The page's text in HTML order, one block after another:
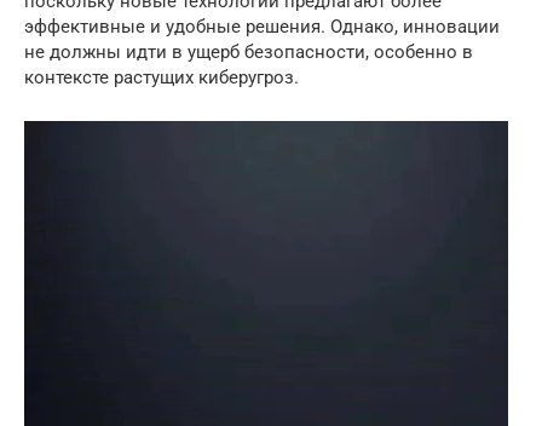
эффективные и удобные решения. Однако, инновации
не должны идти в ущерб безопасности, особенно в
контексте растущих киберугроз.